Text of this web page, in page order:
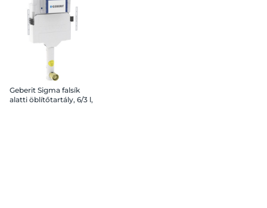
Geberit Sigma falsík
alatti öblítőtartály, 6/3 l,